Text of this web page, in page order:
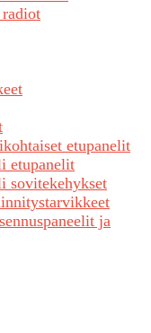
etupanelit
etupanelit
sovitekehykset
ja